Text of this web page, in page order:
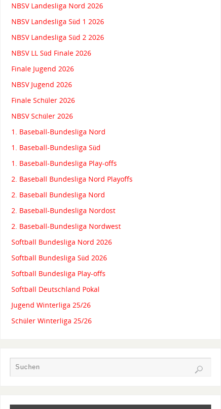
NBSV Landesliga Nord 2026
NBSV Landesliga Süd 1 2026
NBSV Landesliga Süd 2 2026
NBSV LL Süd Finale 2026
Finale Jugend 2026
NBSV Jugend 2026
Finale Schüler 2026
NBSV Schüler 2026
1. Baseball-Bundesliga Nord
1. Baseball-Bundesliga Süd
1. Baseball-Bundesliga Play-offs
2. Baseball Bundesliga Nord Playoffs
2. Baseball Bundesliga Nord
2. Baseball-Bundesliga Nordost
2. Baseball-Bundesliga Nordwest
Softball Bundesliga Nord 2026
Softball Bundesliga Süd 2026
Softball Bundesliga Play-offs
Softball Deutschland Pokal
Jugend Winterliga 25/26
Schüler Winterliga 25/26